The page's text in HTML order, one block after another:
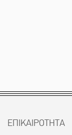
ΕΠΙΚΑΙΡΟΤΗΤΑ